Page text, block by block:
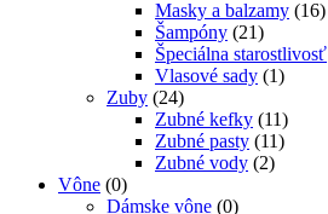
Masky a balzamy (16)
Šampóny (21)
Špeciálna starostlivosť
Vlasové sady (1)
Zuby (24)
Zubné kefky (11)
Zubné pasty (11)
Zubné vody (2)
Vône (0)
Dámske vône (0)